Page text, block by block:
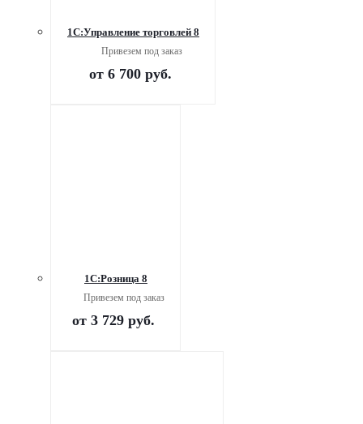
1С:Управление торговлей 8
Привезем под заказ
от 6 700 руб.
1С:Розница 8
Привезем под заказ
от 3 729 руб.